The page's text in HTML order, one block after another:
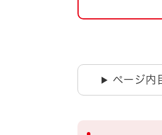
引っ越し
道路・河川・交通ページ内